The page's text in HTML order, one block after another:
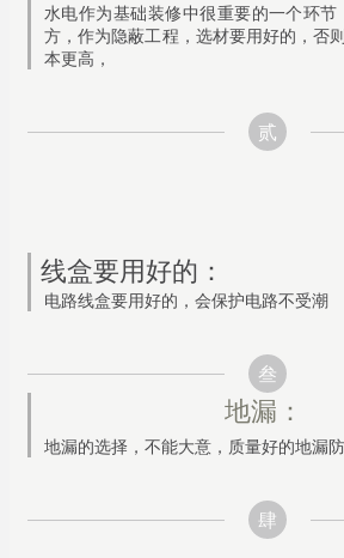
水电作为基础装修中很重要的一个环
方，作为隐蔽工程，选材要用好的，否
本更高，
贰
线盒要用好的：
电路线盒要用好的，会保护电路不受潮
叁
地漏：
地漏的选择，不能大意，质量好的地漏防
肆